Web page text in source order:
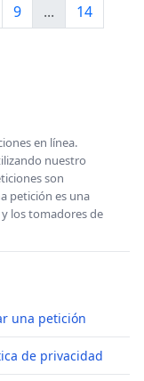
9 ...
14
en línea.
nuestro
son
petición es una
los tomadores de
una petición
de privacidad